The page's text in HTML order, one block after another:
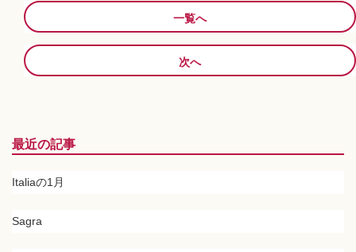
一覧へ
次へ
最近の記事
Italiaの1月
Sagra